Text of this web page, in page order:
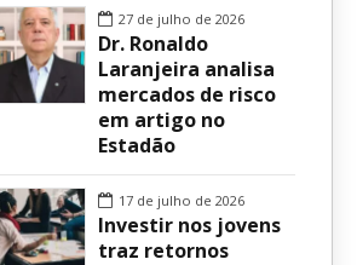
Jovem – FOLIA
UNIAD
27 de julho de 2026
Dr. Ronaldo
Laranjeira analisa
mercados de risco
em artigo no
Estadão
17 de julho de 2026
Investir nos jovens
traz retornos